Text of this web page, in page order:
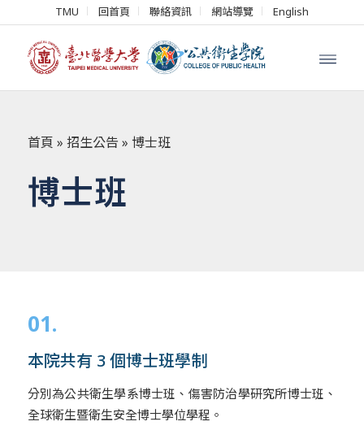
TMU 回首頁 聯絡資訊 網站導覽 English
首頁 » 招生公告 » 博士班
博士班
01.
本院共有 3 個博士班學制
分別為公共衛生學系博士班、傷害防治學研究所博士班、
全球衛生暨衛生安全博士學位學程。